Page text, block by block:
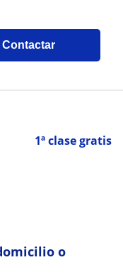
Contactar
1ª clase gratis
o